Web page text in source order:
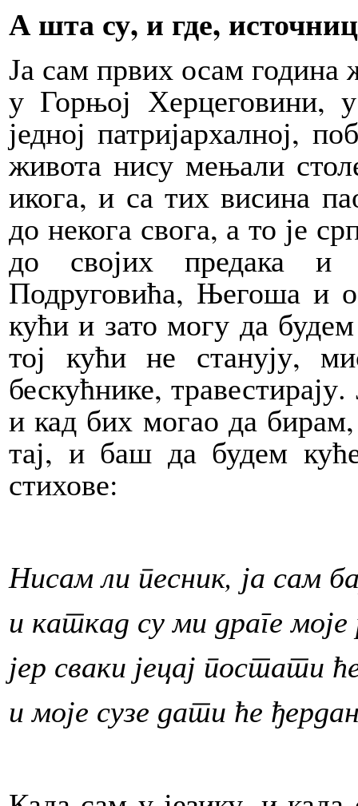
А шта су, и где,
Ја сам првих осам година
у Горњој Херцеговини,
једној патријархалној,
живота нису мењали
икога, и са тих висина
до некога свога, а то је
до својих предака
Подруговића, Његоша и
кући и зато могу да
тој кући не станују,
бескућнике,
и кад бих могао да
тај, и баш да будем
стихове:
Нисам ли песник, ја сам
и каткад су ми драге моје
јер сваки јецај постати
и моје сузе дати ће